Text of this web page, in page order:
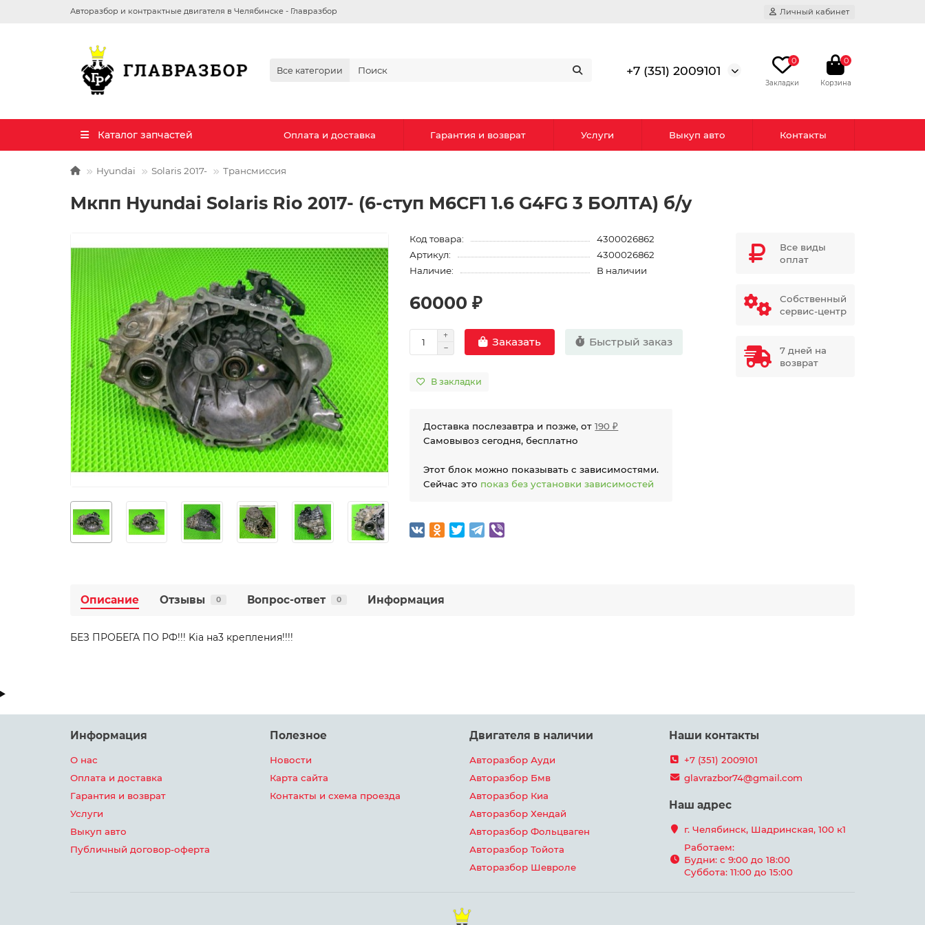
Авторазбор и контрактные двигателя в Челябинске - Главразбор Личный кабинет
Все категории +7 (351) 2009101
0 0
Каталог запчастей Оплата и доставка Гарантия и возврат Услуги Выкуп авто Контакты
Hyundai Solaris 2017- Трансмиссия
Мкпп Hyundai Solaris Rio 2017- (6-ступ M6CF1 1.6 G4FG 3 БОЛТА) б/у
Код товара:
4300026862
Артикул:
4300026862
Наличие:
В наличии
60000 ₽
Заказать Быстрый заказ
В закладки
Доставка послезавтра и позже, от190 ₽
Самовывоз сегодня, бесплатно
Этот блок можно показывать с зависимостями.
Сейчас это показ без установки зависимостей
Все виды
оплат
Собственный
сервис-центр
7 дней на
возврат
Описание Отзывы 0 Вопрос-ответ 0 Информация
БЕЗ ПРОБЕГА ПО РФ!!! Kia на3 крепления!!!!
Информация
О нас
Оплата и доставка
Гарантия и возврат
Услуги
Выкуп авто
Публичный договор-оферта
Полезное
Новости
Карта сайта
Контакты и схема проезда
Двигателя в наличии
Авторазбор Ауди
Авторазбор Бмв
Авторазбор Киа
Авторазбор Хендай
Авторазбор Фольцваген
Авторазбор Тойота
Авторазбор Шевроле
Наши контакты
+7 (351) 2009101
glavrazbor74@gmail.com
Наш адрес
г. Челябинск, Шадринская, 100 к1
Работаем:
Будни: с 9:00 до 18:00
Суббота: 11:00 до 15:00